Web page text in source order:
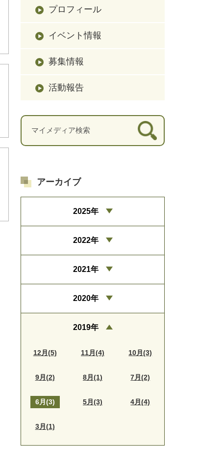
プロフィール
イベント情報
募集情報
活動報告
アーカイブ
2025年
2022年
2021年
2020年
2019年
12月(5) 11月(4) 10月(3)
9月(2) 8月(1) 7月(2)
6月(3) 5月(3) 4月(4)
3月(1)